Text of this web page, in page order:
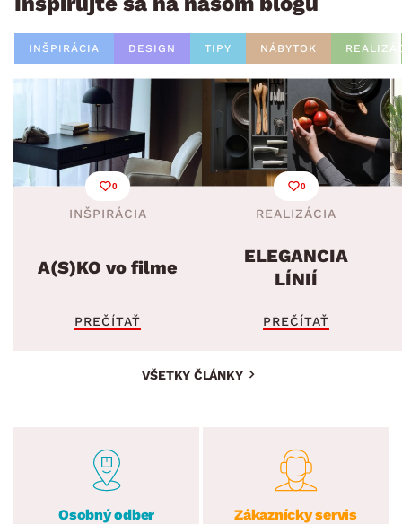
INŠPIRÁCIA DESIGN TIPY NÁBYTOK
0
INŠPIRÁCIA
A(S)KO vo filme
PREČÍTAŤ
0
REALIZÁCIA
ELEGANCIA
LÍNIÍ
PREČÍTAŤ
VŠETKY ČLÁNKY
Osobný odber
Zákaznícky servis